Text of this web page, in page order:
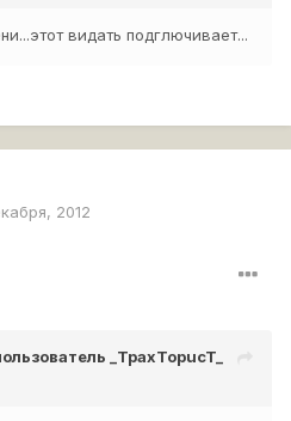
видать подглючивает...
2012
_TpaxTopucT_